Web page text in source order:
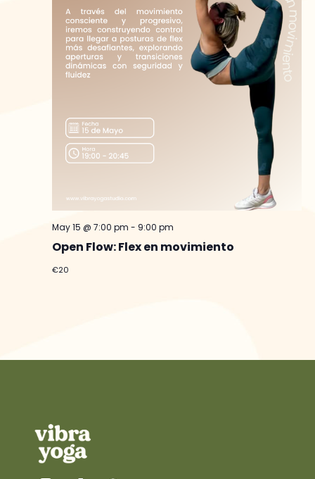
May 15 @ 7:00 pm - 9:00 pm
Open Flow: Flex en movimiento
€20